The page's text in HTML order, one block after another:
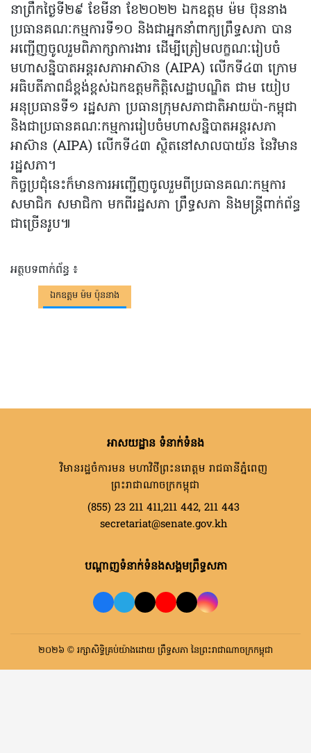
នាព្រឹកថ្ងៃទី២៩ ខែមីនា ខែ២០២២ ឯកឧត្តម ម៉ម ប៊ុននាង
ប្រធានគណៈកម្មការទី១០ និងជាអ្នកនាំពាក្យព្រឹទ្ធសភា បាន
អញ្ជើញចូលរួមពិភាក្សាការងារ ដេីម្បីត្រៀមលក្ខណៈរៀបចំ
មហាសន្និបាតអន្តរសភាអាស៊ាន (AIPA) លេីកទី៤៣ ក្រោម
អធិបតីភាពដ៏ខ្ពង់ខ្ពស់ឯកឧត្តមកិត្តិសេដ្ឋាបណ្ឌិត ជាម យៀប
អនុប្រធានទី១ រដ្ឋសភា ប្រធានក្រុមសភាជាតិអាយប៉ា-កម្ពុជា
និងជាប្រធានគណៈកម្មការរៀបចំមហាសន្និបាតអន្តរសភា
អាស៊ាន (AIPA) លេីកទី៤៣ ស្ថិតនៅសាលបាយ័ន នៃវិមាន
រដ្ឋសភា។
កិច្ចប្រជុំនេះក៏មានការអញ្ជេីញចូលរួមពីប្រធានគណៈកម្មការ
សមាជិក សមាជិកា មកពីរដ្ឋសភា ព្រឹទ្ធសភា និងមន្ត្រីពាក់ព័ន្ធ
ជាច្រេីនរូប៕
អត្ថបទពាក់ព័ន្ធ ៖
ឯកឧត្តម ម៉ម ប៉ុននាង
អាសយដ្ឋាន ទំនាក់ទំនង
វិមានរដ្ឋចំការមន មហាវិថីព្រះនរោត្តម រាជធានីភ្នំពេញ
ព្រះរាជាណាចក្រកម្ពុជា
(855) 23 211 411,211 442, 211 443
secretariat@senate.gov.kh
បណ្តាញទំនាក់ទំនងសង្គមព្រឹទ្ធសភា
២០២៦ © រក្សាសិទ្ធិគ្រប់យ៉ាងដោយ ព្រឹទ្ធសភា នៃព្រះរាជាណាចក្រកម្ពុជា